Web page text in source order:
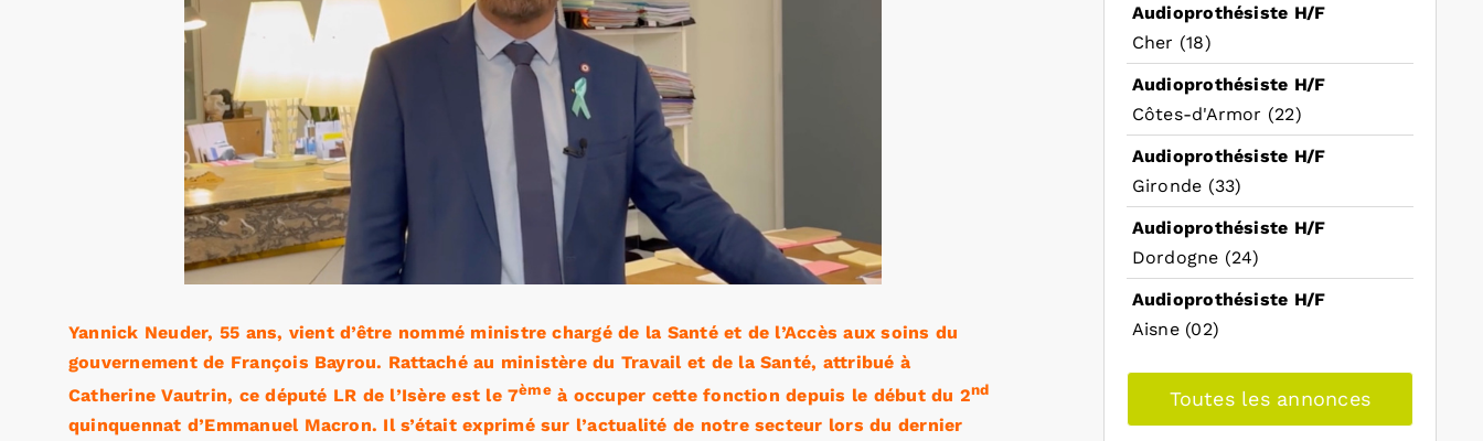
Yannick Neuder, 55 ans, vient d’être nommé ministre chargé de la Santé et de l’Accès aux soins du
gouvernement de François Bayrou. Rattaché au ministère du Travail et de la Santé, attribué à
Catherine Vautrin, ce député LR de l’Isère est le 7èmeà occuper cette fonction depuis le début du 2nd
quinquennat d’Emmanuel Macron. Il s’était exprimé sur l’actualité de notre secteur lors du dernier
Audioprothésiste H/F
Cher (18)
Audioprothésiste H/F
Côtes-d'Armor (22)
Audioprothésiste H/F
Gironde (33)
Audioprothésiste H/F
Dordogne (24)
Audioprothésiste H/F
Aisne (02)
Toutes les annonces